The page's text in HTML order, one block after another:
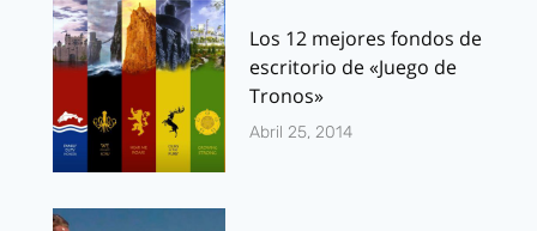
Los 12 mejores fondos de
escritorio de «Juego de
Tronos»
Abril 25, 2014